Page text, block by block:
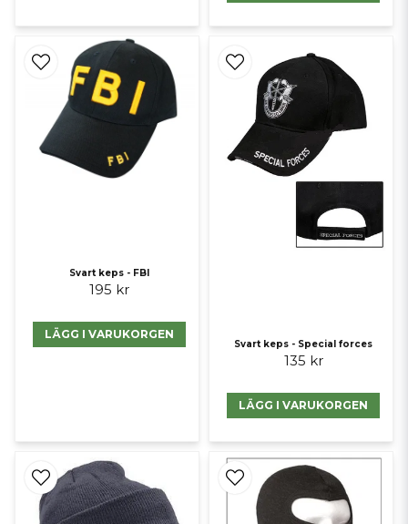
Svart keps - FBI
195 kr
LÄGG I VARUKORGEN
Svart keps - Special forces
135 kr
LÄGG I VARUKORGEN